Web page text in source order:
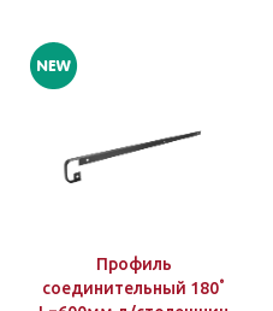
Профиль
соединительный 180˚